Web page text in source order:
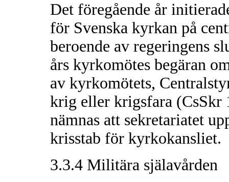
Det föregående år
för Svenska kyrkan på
beroende av regeringens
års kyrkomötes begäran
av kyrkomötets,
krig eller krigsfara (CsSkr
nämnas att sekretariatet
krisstab för kyrkokansliet.
3.3.4 Militära själavården